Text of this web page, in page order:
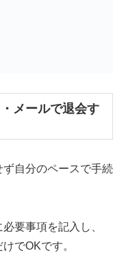
メールで退会す
ず自分のペースで手続
要事項を記入し、
でOKです。